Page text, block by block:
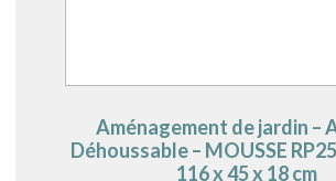
Aménagement de jardin –
Déhoussable – MOUSSE
116 x 45 x 18 cm